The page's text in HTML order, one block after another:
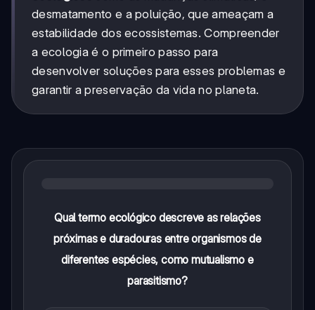
desmatamento e a poluição, que ameaçam a
estabilidade dos ecossistemas. Compreender
a ecologia é o primeiro passo para
desenvolver soluções para esses problemas e
garantir a preservação da vida no planeta.
Qual termo ecológico descreve as relações
próximas e duradouras entre organismos de
diferentes espécies, como mutualismo e
parasitismo?